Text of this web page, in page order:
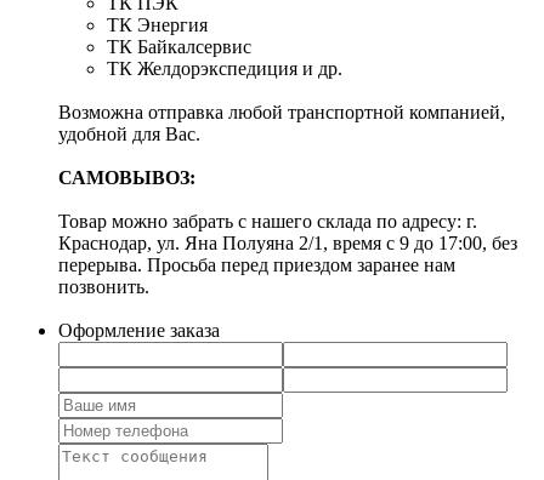
ТК Энергия
ТК Байкалсервис
ТК Желдорэкспедиция и др.
Возможна отправка любой транспортной компанией,
удобной для Вас.
САМОВЫВОЗ:
Товар можно забрать с нашего склада по адресу: г.
Краснодар, ул. Яна Полуяна 2/1, время с 9 до 17:00, без
перерыва. Просьба перед приездом заранее нам
позвонить.
Оформление заказа